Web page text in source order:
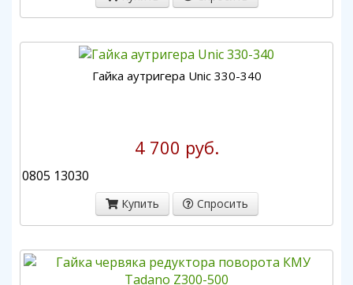
Гайка аутригера Unic 330-340
4 700 руб.
0805 13030
Купить Спросить